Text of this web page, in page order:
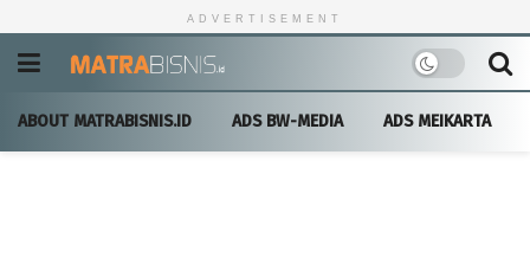
ADVERTISEMENT
ABOUT MATRABISNIS.ID ADS BW-MEDIA ADS MEIKARTA